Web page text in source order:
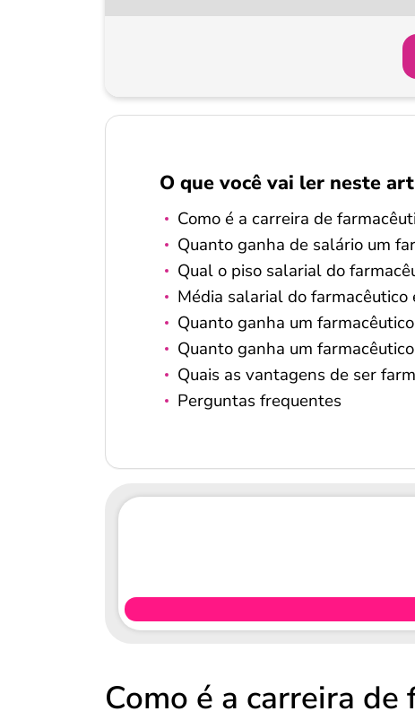
O que você vai ler neste
Como é a carreira de
Quanto ganha de salário um
Qual o piso salarial do
Média salarial do
Quanto ganha um
Quanto ganha um
Quais as vantagens de ser
Perguntas frequentes
Como é a carreira de